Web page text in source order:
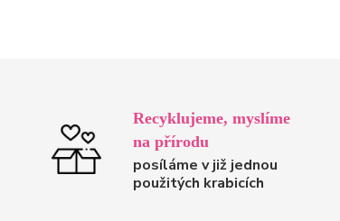
Recyklujeme, myslíme
na přírodu
posíláme v již jednou
použitých krabicích